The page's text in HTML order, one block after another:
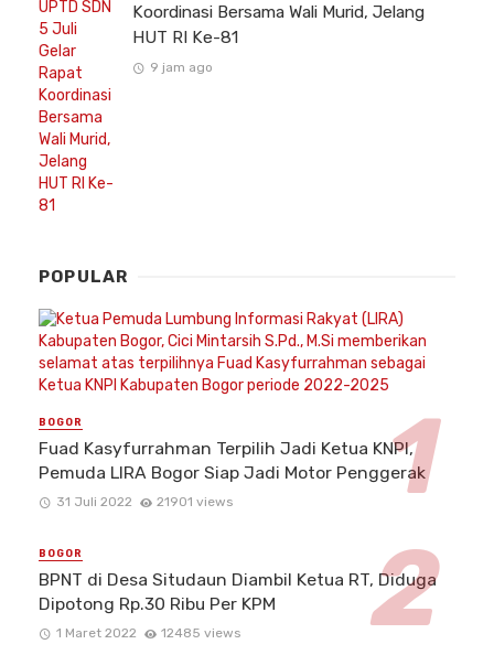
Koordinasi Bersama Wali Murid, Jelang
HUT RI Ke-81
9 jam ago
POPULAR
BOGOR
Fuad Kasyfurrahman Terpilih Jadi Ketua KNPI,
Pemuda LIRA Bogor Siap Jadi Motor Penggerak
31 Juli 2022 21901 views
BOGOR
BPNT di Desa Situdaun Diambil Ketua RT, Diduga
Dipotong Rp.30 Ribu Per KPM
1 Maret 2022 12485 views